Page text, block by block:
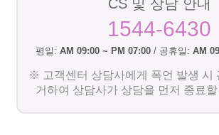
CS 및 상담 안내
1544-6430
평일: AM 09:00 ~ PM 07:00 / 공휴일: AM
※ 고객센터 상담사에게 폭언 발생 시
거하여 상담사가 상담을 먼저 종료